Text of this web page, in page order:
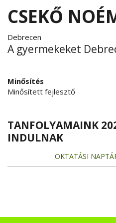
CSEKŐ
Debrecen
A gyermekeket
Minősítés
Minősített fejlesztő
TANFOLYAMAINK
INDULNAK
OKTATÁSI